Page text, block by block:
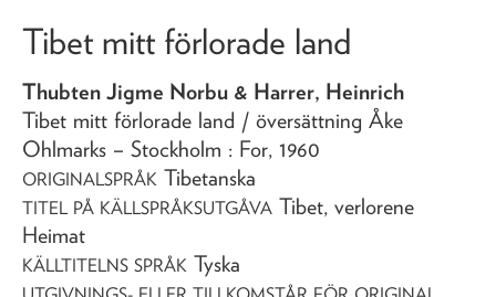
Tibet mitt förlorade land
Thubten Jigme Norbu & Harrer, Heinrich
Tibet mitt förlorade land / översättning Åke
Ohlmarks – Stockholm : For, 1960
ORIGINALSPRÅK Tibetanska
TITEL PÅ KÄLLSPRÅKSUTGÅVA Tibet, verlorene
Heimat
KÄLLTITELNS SPRÅK Tyska